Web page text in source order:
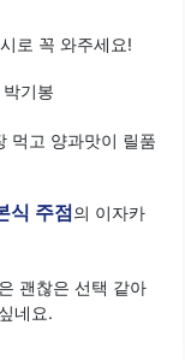
로 꼭 와주세요!
박기봉
먹고 양과맛이 릴품
식 주점의 이자카
괜찮은 선택 같아
네요.